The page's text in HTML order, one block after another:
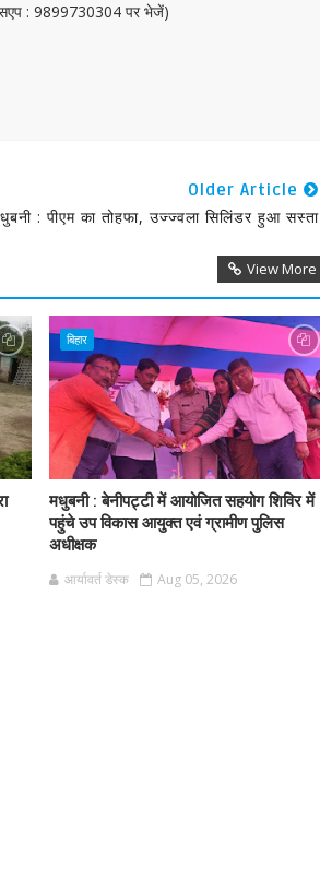
: 9899730304 पर भेजें)
Older Article
: पीएम का तोहफा, उज्ज्वला सिलिंडर हुआ सस्ता
View More
बिहार
मधुबनी : बेनीपट्टी में आयोजित सहयोग शिविर में
पहुंचे उप विकास आयुक्त एवं ग्रामीण पुलिस
अधीक्षक
आर्यावर्त डेस्क Aug 05, 2026